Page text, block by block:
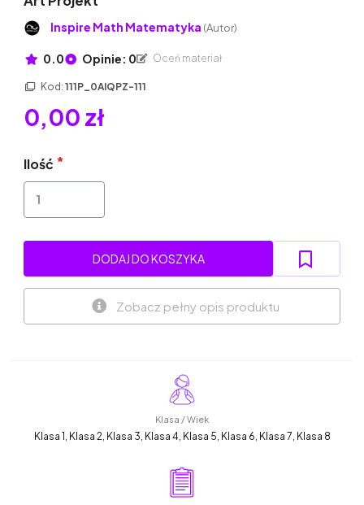
Inspire Math Matematyka (Autor)
0.0 Opinie: 0 Oceń materiał
Kod: 111P_0AIQPZ-111
0,00 zł
Ilość
DODAJ DO KOSZYKA
Zobacz pełny opis produktu
Klasa / Wiek
Klasa 1, Klasa 2, Klasa 3, Klasa 4, Klasa 5, Klasa 6, Klasa 7, Klasa 8